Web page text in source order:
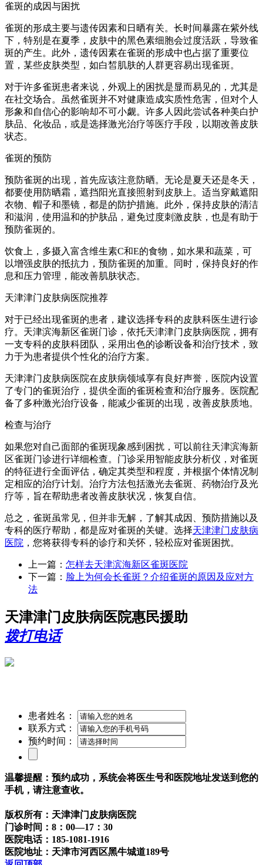
雀斑的成因与困扰
雀斑的形成主要与遗传因素和日晒有关。长时间暴露在紫外线
下，特别是在夏季，皮肤中的黑色素细胞会过度活跃，导致雀
斑的产生。此外，遗传因素在雀斑的形成中也占据了重要位
置，某些皮肤类型，如白皙肌肤的人群更容易出现雀斑。
对于许多雀斑患者来说，外观上的困扰是显而易见的，尤其是
在社交场合。虽然雀斑并不对健康造成实质性危害，但对个人
形象和自信心的影响却不可小觑。许多人因此尝试各种美白护
肤品、化妆品，或是选择激光治疗等医疗手段，以期改善皮肤
状态。
雀斑的预防
预防雀斑的出现，首先应该注意防晒。无论是夏天还是冬天，
都要使用防晒霜，遮挡阳光直接照射到皮肤上。适当穿戴遮阳
衣物、帽子和墨镜，都是的防护措施。此外，保持皮肤的清洁
和滋润，使用温和的护肤品，避免过度刺激皮肤，也是有助于
预防雀斑的。
饮食上，多摄入富含维生素C和E的食物，如水果和蔬菜，可
以增强皮肤的抵抗力，预防雀斑的加重。同时，保持良好的作
息和压力管理，能改善肌肤状态。
天津津门皮肤病医院推荐
对于已经出现雀斑的患者，建议选择专科的皮肤科医生进行诊
疗。天津滨海新区雀斑门诊，依托天津津门皮肤病医院，拥有
一支专科的皮肤科团队，采用出色的诊断设备和治疗技术，致
力于为患者提供个性化的治疗方案。
天津津门皮肤病医院在皮肤病领域享有良好声誉，医院内设置
了专门的雀斑治疗，提供全面的雀斑检查和治疗服务。医院配
备了多种激光治疗设备，能减少雀斑的出现，改善皮肤质地。
检查与治疗
如果您对自己面部的雀斑现象感到困扰，可以前往天津滨海新
区雀斑门诊进行详细检查。门诊采用智能皮肤分析仪，对雀斑
的特征进行全面评估，确定其类型和程度，并根据个体情况制
定相应的治疗计划。治疗方法包括激光去雀斑、药物治疗及光
疗等，旨在帮助患者改善皮肤状况，恢复自信。
总之，雀斑虽常见，但并非无解，了解其成因、预防措施以及
专科的医疗帮助，都是应对雀斑的关键。选择天津津门皮肤病
医院 ，您将获得专科的诊疗和关怀，轻松应对雀斑困扰。
上一篇： 怎样去天津滨海新区雀斑医院
下一篇： 脸上为何会长雀斑？介绍雀斑的原因及应对方
法
天津津门皮肤病医院惠民援助
拨打电话
患者姓名：
联系方式：
预约时间：
温馨提醒：预约成功，系统会将医生号和医院地址发送到您的
手机，请注意查收。
版权所有：天津津门皮肤病医院
门诊时间：8：00—17：30
医院电话：185-1081-1916
医院地址：天津市河西区黑牛城道189号